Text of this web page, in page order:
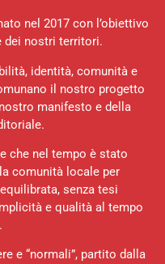
nel 2017 con l’obiettivo
dei nostri territori.
identità, comunità e
il nostro progetto
manifesto e della
che nel tempo è stato
comunità locale per
senza tesi
e qualità al tempo
e “normali”, partito dalla